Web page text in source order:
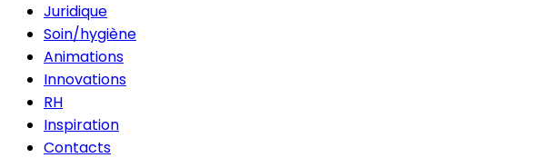
Juridique
Soin/hygiène
Animations
Innovations
RH
Inspiration
Contacts